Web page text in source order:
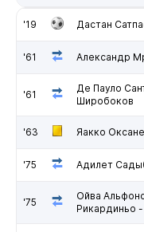
'19 Дастан
'61 Александр
'61
Де Пауло
Широбоков
'63 Яакко
'75 Адилет
'75
Ойва
Рикардиньо